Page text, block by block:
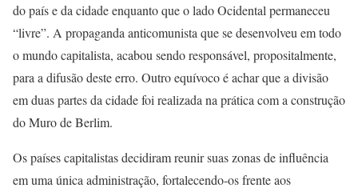
do país e da cidade enquanto que o lado Ocidental permaneceu
“livre”. A propaganda anticomunista que se desenvolveu em todo
o mundo capitalista, acabou sendo responsável, propositalmente,
para a difusão deste erro. Outro equívoco é achar que a divisão
em duas partes da cidade foi realizada na prática com a construção
do Muro de Berlim.
Os países capitalistas decidiram reunir suas zonas de influência
em uma única administração, fortalecendo-os frente aos